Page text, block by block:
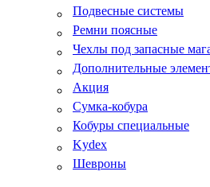
Подвесные системы
Ремни поясные
Чехлы под запасные
Дополнительные
Акция
Сумка-кобура
Кобуры специальные
Kydex
Шевроны